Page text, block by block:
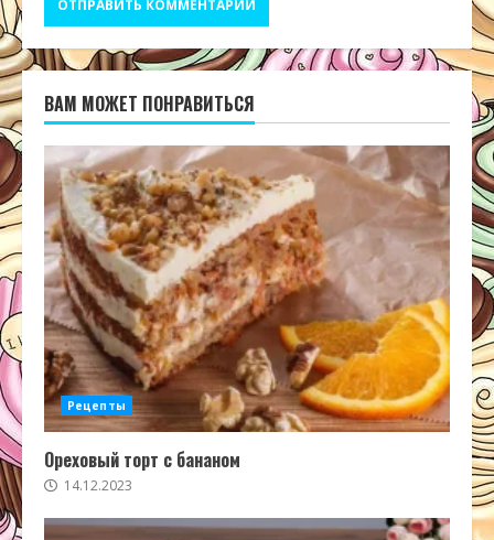
ВАМ МОЖЕТ ПОНРАВИТЬСЯ
Рецепты
Ореховый торт с бананом
14.12.2023